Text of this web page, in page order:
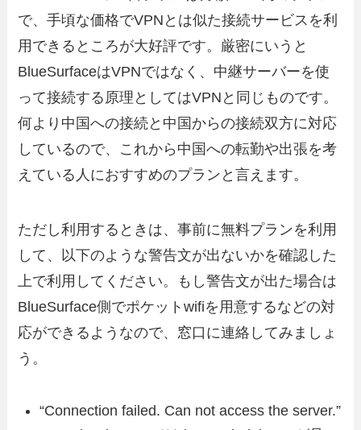
で、手頃な価格でVPNとは似た接続サービスを利
用できるところが大好評です。厳密にいうと
BlueSurfaceはVPNではなく、中継サーバーを使
って接続する原理としてはVPNと同じものです。
何より中国への接続と中国からの接続双方に対応
しているので、これから中国への転勤や出張を考
えている人におすすめのプランと言えます。
ただし利用するときは、事前に無料プランを利用
して、以下のような警告文が出ないかを確認した
上で利用してください。もし警告文が出た場合は
BlueSurface側でポケットwifiを用意するなどの対
応ができるようなので、窓口に連絡してみましょ
う。
“Connection failed. Can not access the server.”